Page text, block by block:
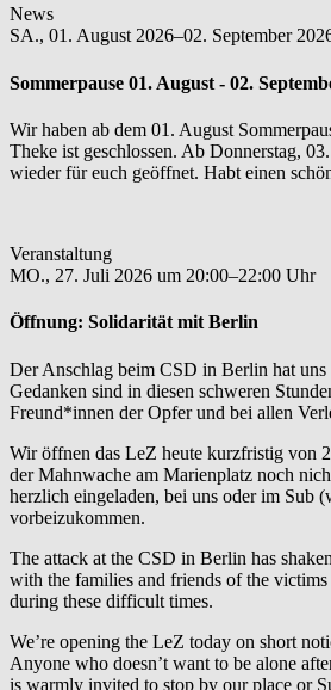
News
SA., 01. August 2026–02. September
Sommerpause 01. August - 02.
Wir haben ab dem 01. August
Theke ist geschlossen. Ab Donnerstag,
wieder für euch geöffnet. Habt einen
Veranstaltung
MO., 27. Juli 2026 um 20:00–22:00 Uhr
Öffnung: Solidarität mit Berlin
Der Anschlag beim CSD in Berlin hat uns
Gedanken sind in diesen schweren
Freund*innen der Opfer und bei allen
Wir öffnen das LeZ heute kurzfristig von
der Mahnwache am Marienplatz noch
herzlich eingeladen, bei uns oder im Sub
vorbeizukommen.
The attack at the CSD in Berlin has
with the families and friends of the
during these difficult times.
We’re opening the LeZ today on short
Anyone who doesn’t want to be alone
is warmly invited to stop by our place or